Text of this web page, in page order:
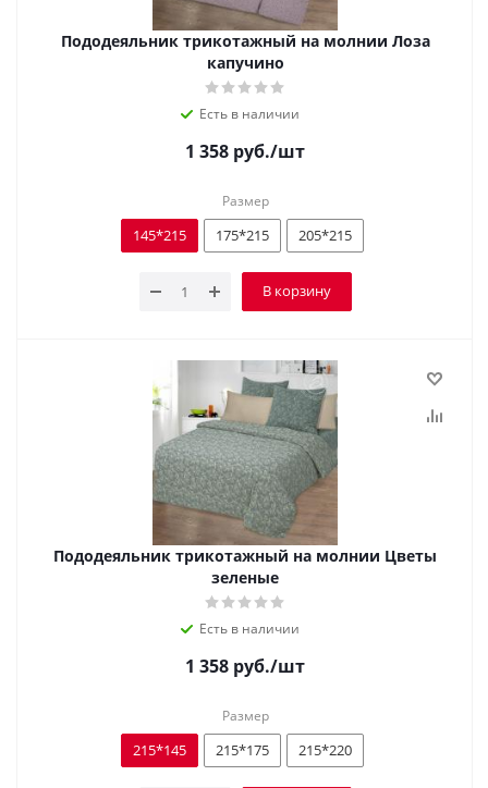
Пододеяльник трикотажный на молнии Лоза
капучино
Есть в наличии
1 358 руб./шт
Размер
145*215 175*215 205*215
В корзину
Пододеяльник трикотажный на молнии Цветы
зеленые
Есть в наличии
1 358 руб./шт
Размер
215*145 215*175 215*220